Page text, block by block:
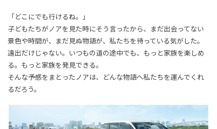
「どこにでも行けるね。」
子どもたちがノアを見た時にそう言ったから、まだ出会ってない
景色や時間が、まだ見ぬ物語が、私たちを待っている気がした。
遠出だけじゃない。いつもの道の途中でも、もっと家族を楽しめ
る。もっと家族を発見できる。
そんな予感をまとったノアは、どんな物語へ私たちを運んでくれ
るだろう。